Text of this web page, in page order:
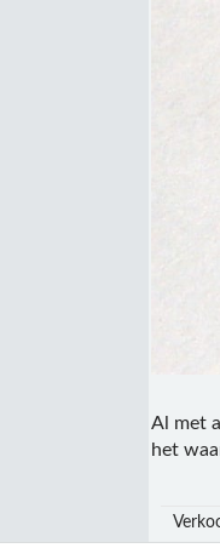
Al met
het